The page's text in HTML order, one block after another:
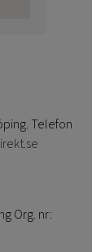
Telefon
Org. nr: